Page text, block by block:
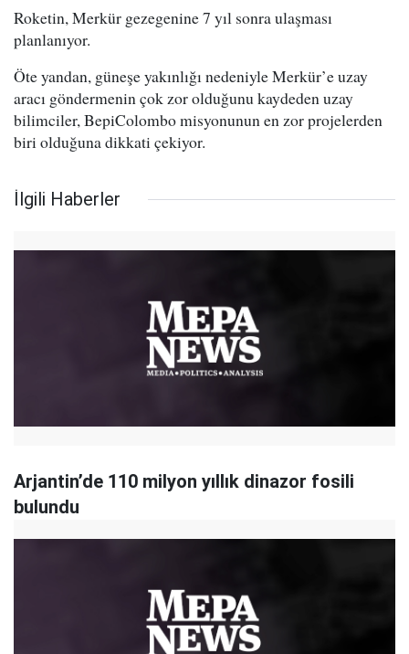
Roketin, Merkür gezegenine 7 yıl sonra ulaşması
planlanıyor.
Öte yandan, güneşe yakınlığı nedeniyle Merkür’e uzay
aracı göndermenin çok zor olduğunu kaydeden uzay
bilimciler, BepiColombo misyonunun en zor projelerden
biri olduğuna dikkati çekiyor.
İlgili Haberler
Arjantin’de 110 milyon yıllık dinazor fosili
bulundu